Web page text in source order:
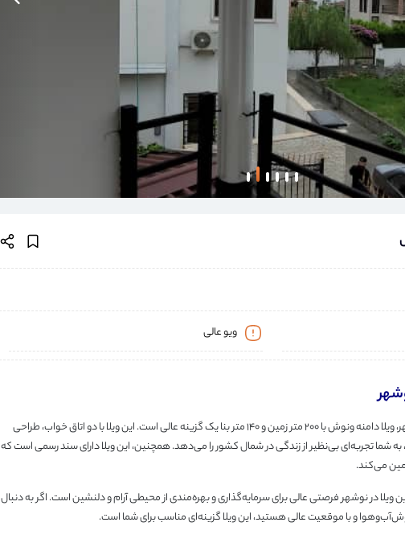
ویو عالی
برای خرید ویلای دلخواه خود در نوشهر، ویلا دامنه ونوش با ۲۰۰ متر زمین و ۱۴۰ متر بنا یک گزینه عالی است. این ویلا با دو اتاق خواب، طراحی
شما تجربه‌ای بی‌نظیر از زندگی در شمال کشور را می‌دهد. همچنین، این ویلا دارای سند رسمی است که
می‌کند.
مناسب ۶ میلیون، این ویلا در نوشهر فرصتی عالی برای سرمایه‌گذاری و بهره‌مندی از محیطی آرام و دلنشین است. اگر به دنبال
و با موقعیت عالی هستید، این ویلا گزینه‌ای مناسب برای شما است.